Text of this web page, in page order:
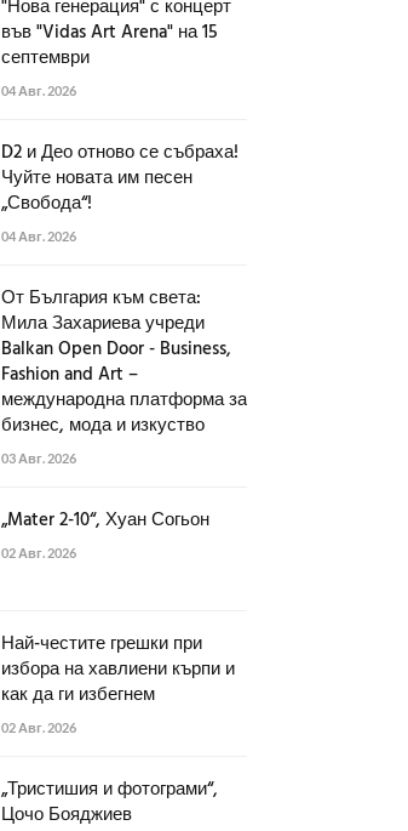
"Нова генерация" с концерт
във "Vidas Art Arena" на 15
септември
04 Авг. 2026
D2 и Део отново се събраха!
Чуйте новата им песен
„Свобода“!
04 Авг. 2026
От България към света:
Мила Захариева учреди
Balkan Open Door - Business,
Fashion and Art –
международна платформа за
бизнес, мода и изкуство
03 Авг. 2026
„Mater 2-10“, Хуан Согьон
02 Авг. 2026
Най-честите грешки при
избора на хавлиени кърпи и
как да ги избегнем
02 Авг. 2026
„Тристишия и фотограми“,
Цочо Бояджиев